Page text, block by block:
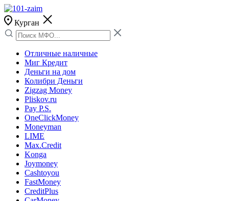
Курган
Отличные наличные
Миг Кредит
Деньги на дом
Колибри Деньги
Zigzag Money
Pliskov.ru
Pay P.S.
OneClickMoney
Moneyman
LIME
Max.Credit
Konga
Joymoney
Cashtoyou
FastMoney
CreditPlus